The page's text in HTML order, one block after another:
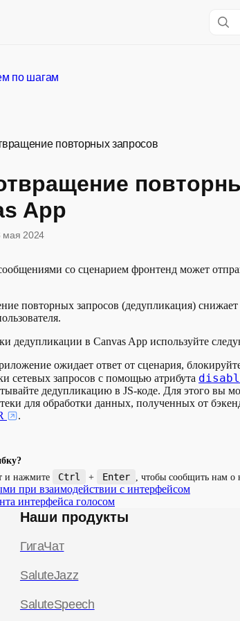
по шагам
повторных запросов
App
мая 2024
со сценарием фронтенд может
повторных запросов (дедупликация) снижает
дедупликации в Canvas App используйте
ожидает ответ от сценария,
сетевых запросов с помощью атрибута
дедупликацию в JS-коде. Для этого вы
для обработки данных, полученных от
.
и нажмите
Ctrl + Enter , чтобы сообщить нам о
при взаимодействии с интерфейсом
интерфейса голосом
Наши продукты
ГигаЧат
SaluteJazz
SaluteSpeech